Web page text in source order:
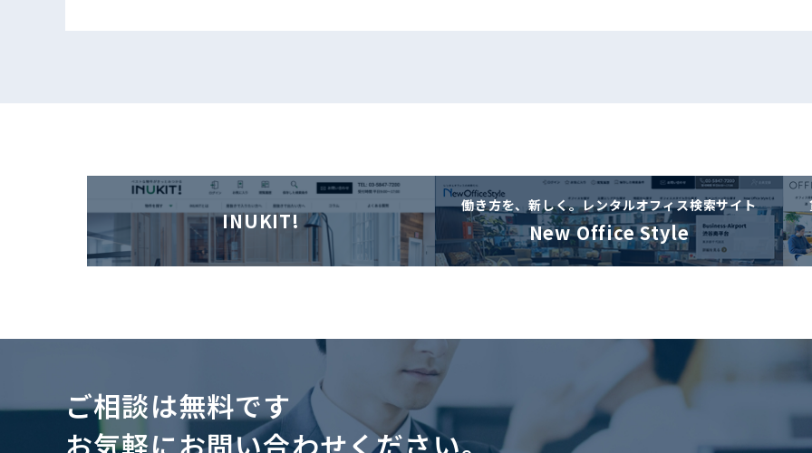
INUKIT!
働き方を、新しく。レンタルオフィス検索サイト
New Office Style
ご相談は無料です